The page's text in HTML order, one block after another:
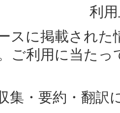
利
スに掲載された
ご利用に当た
集・要約・翻訳